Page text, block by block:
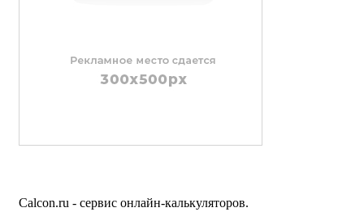
Calcon.ru - сервис онлайн-калькуляторов.